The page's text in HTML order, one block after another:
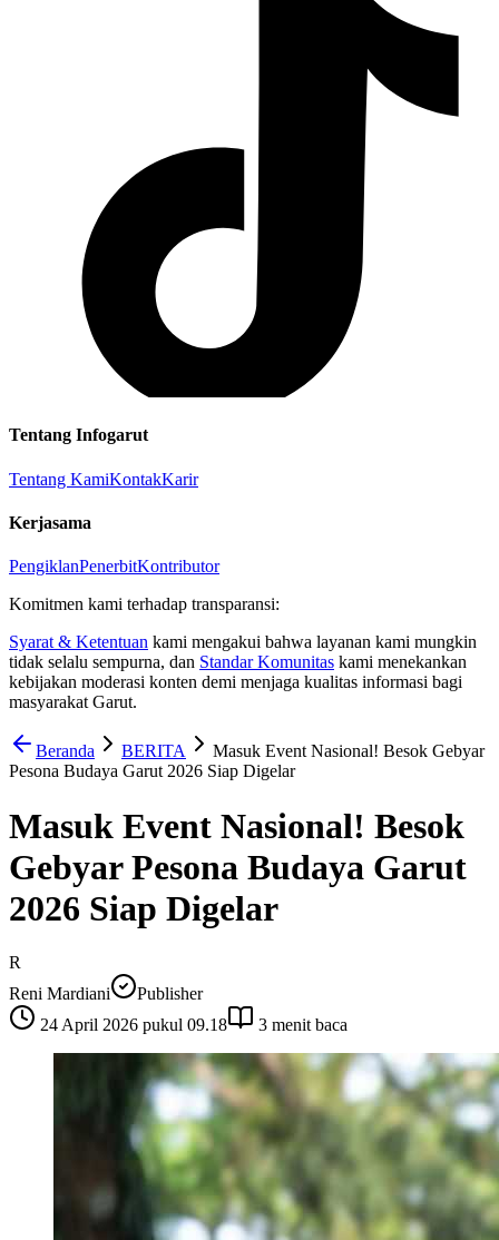
Tentang Infogarut
Tentang KamiKontakKarir
Kerjasama
PengiklanPenerbitKontributor
Komitmen kami terhadap transparansi:
Syarat & Ketentuan kami mengakui bahwa layanan kami mungkin
tidak selalu sempurna, dan Standar Komunitas kami menekankan
kebijakan moderasi konten demi menjaga kualitas informasi bagi
masyarakat Garut.
Beranda BERITA
Masuk Event Nasional! Besok Gebyar
Pesona Budaya Garut 2026 Siap Digelar
Masuk Event Nasional! Besok
Gebyar Pesona Budaya Garut
2026 Siap Digelar
R
Reni Mardiani
Publisher
24 April 2026 pukul 09.18
3 menit baca